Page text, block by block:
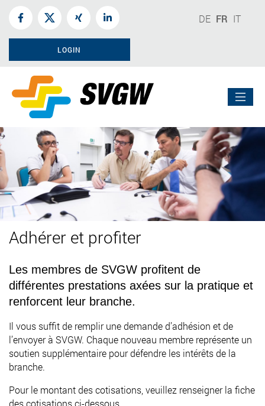
DE FR IT
LOGIN
Adhérer et profiter
Les membres de SVGW profitent de
différentes prestations axées sur la pratique et
renforcent leur branche.
Il vous suffit de remplir une demande d’adhésion et de
l’envoyer à SVGW. Chaque nouveau membre représente un
soutien supplémentaire pour défendre les intérêts de la
branche.
Pour le montant des cotisations, veuillez renseigner la fiche
des cotisations ci-dessous.